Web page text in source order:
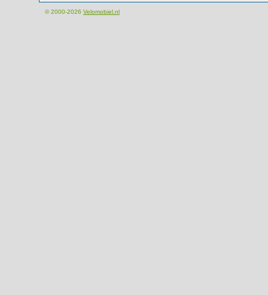
© 2000-2026 Velomobiel.nl